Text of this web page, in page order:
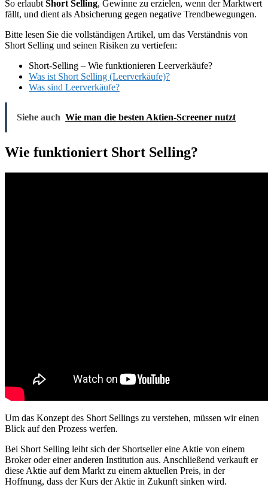
So erlaubt Short Selling, Gewinne zu erzielen, wenn der Marktwert
fällt, und dient als Absicherung gegen negative Trendbewegungen.
Bitte lesen Sie die vollständigen Artikel, um das Verständnis von
Short Selling und seinen Risiken zu vertiefen:
Short-Selling – Wie funktionieren Leerverkäufe?
Was ist Short Selling (Leerverkäufe)?
Was sind Leerverkäufe?
Siehe auch Wie man die besten Aktien-Screener nutzt
Wie funktioniert Short Selling?
Um das Konzept des Short Sellings zu verstehen, müssen wir einen
Blick auf den Prozess werfen.
Bei Short Selling leiht sich der Shortseller eine Aktie von einem
Broker oder einer anderen Institution aus. Anschließend verkauft er
diese Aktie auf dem Markt zu einem aktuellen Preis, in der
Hoffnung, dass der Kurs der Aktie in Zukunft sinken wird.